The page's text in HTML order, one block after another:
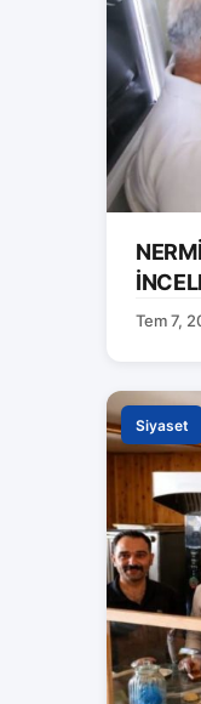
Tem 7,
Siyaset